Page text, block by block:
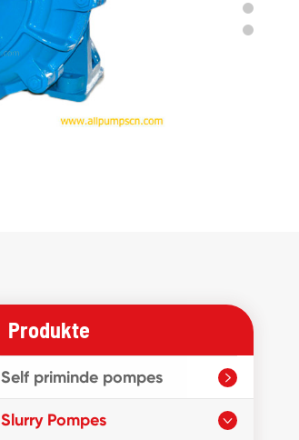
Produkte
Self priminde pompes 
Slurry Pompes 